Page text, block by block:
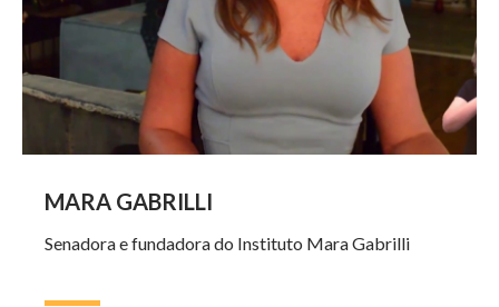
MARA GABRILLI
Senadora e fundadora do Instituto Mara Gabrilli